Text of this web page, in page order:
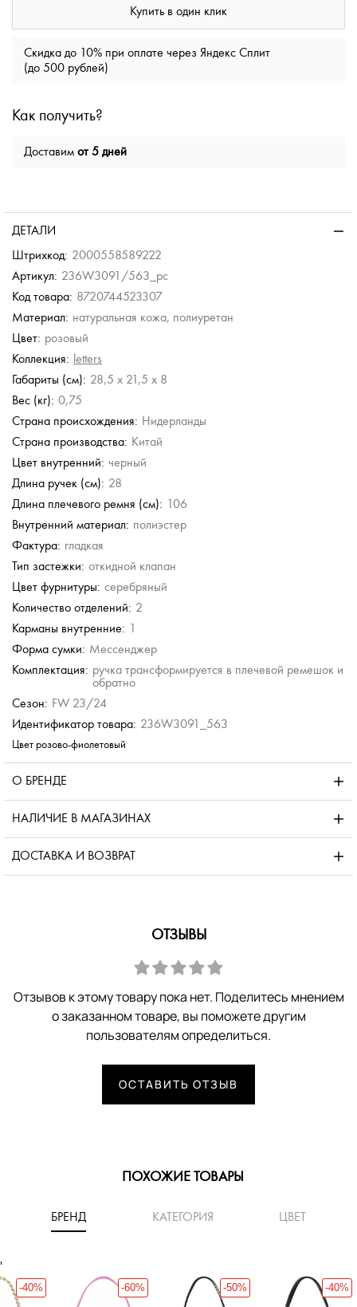
Купить в один клик
Скидка до 10% при оплате через Яндекс Сплит
(до 500 рублей)
Как получить?
Доставим от 5 дней
ДЕТАЛИ
Штрихкод: 2000558589222
Артикул: 236W3091/563_pc
Код товара: 8720744523307
Материал: натуральная кожа, полиуретан
Цвет: розовый
Коллекция: letters
Габариты (см): 28,5 x 21,5 x 8
Вес (кг): 0,75
Страна происхождения: Нидерланды
Страна производства: Китай
Цвет внутренний: черный
Длина ручек (см): 28
Длина плечевого ремня (см): 106
Внутренний материал: полиэстер
Фактура: гладкая
Тип застежки: откидной клапан
Цвет фурнитуры: серебряный
Количество отделений: 2
Карманы внутренние: 1
Форма сумки: Мессенджер
Комплектация: ручка трансформируется в плечевой ремешок и
обратно
Сезон: FW 23/24
Идентификатор товара: 236W3091_563
Цвет розово-фиолетовый
О БРЕНДЕ
НАЛИЧИЕ В МАГАЗИНАХ
ДОСТАВКА И ВОЗВРАТ
ОТЗЫВЫ
Отзывов к этому товару пока нет. Поделитесь мнением
о заказанном товаре, вы поможете другим
пользователям определиться.
ОСТАВИТЬ ОТЗЫВ
ПОХОЖИЕ ТОВАРЫ
БРЕНД КАТЕГОРИЯ ЦВЕТ
'
-40% -60% -50% -40%